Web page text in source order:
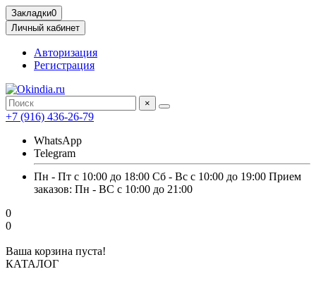
Закладки0
Личный кабинет
Авторизация
Регистрация
×
+7 (916) 436-26-79
WhatsApp
Telegram
Пн - Пт с 10:00 до 18:00 Сб - Вс с 10:00 до 19:00 Прием
заказов: Пн - ВС с 10:00 до 21:00
0
0
Ваша корзина пуста!
КАТАЛОГ